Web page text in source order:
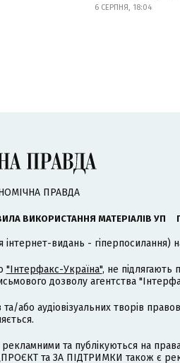
6 СЕРПНЯ, 18:04
ПРАВДА
ВИКОРИСТАННЯ МАТЕРІАЛІВ УП
видань - гіперпосилання)
"Інтерфакс-Україна", не підлягають
дозволу агентства
або аудіовізуальних творів
та публікуються на
та ЗА ПІДТРИМКИ також є